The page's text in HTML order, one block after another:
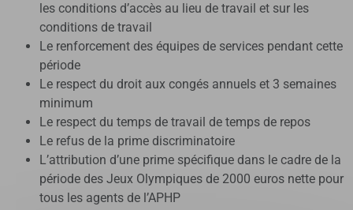
les conditions d’accès au lieu de travail et sur les
conditions de travail
Le renforcement des équipes de services pendant cette
période
Le respect du droit aux congés annuels et 3 semaines
minimum
Le respect du temps de travail de temps de repos
Le refus de la prime discriminatoire
L’attribution d’une prime spécifique dans le cadre de la
période des Jeux Olympiques de 2000 euros nette pour
tous les agents de l’APHP